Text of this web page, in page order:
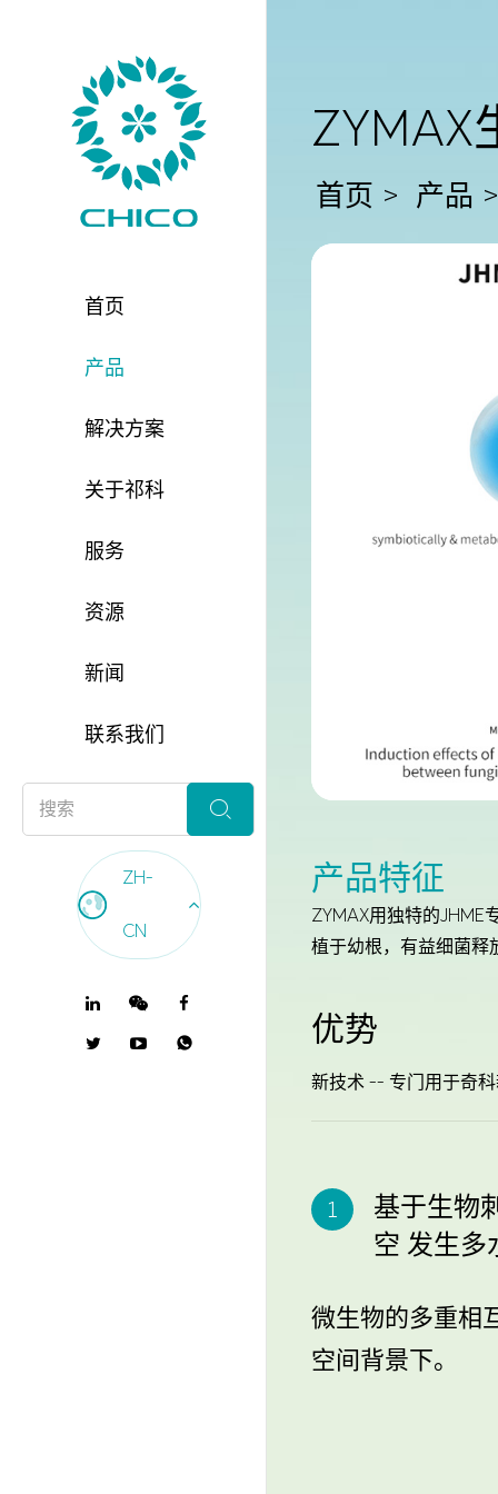
首页
产品
解决方案
关于祁科
服务
资源
新闻
联系我们

ZH-
CN

ZYMAX
首页 产品
产品特征
ZYMAX用独特的
植于幼根，有益细菌释
优势
新技术 -- 专门用于奇
基于生物
空 发生多
微生物的多重相
空间背景下。